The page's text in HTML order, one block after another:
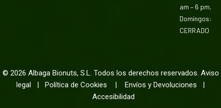
am – 6 pm,
Domingos:
CERRADO
© 2026 Albaga Bionuts, S.L. Todos los derechos reservados. Aviso
legal | Política de Cookies | Envíos y Devoluciones |
Accesibilidad